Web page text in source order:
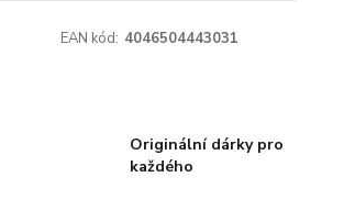
EAN kód: 4046504443031
Originální dárky pro
každého